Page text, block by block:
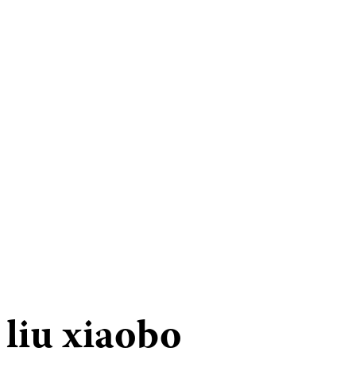
liu xiaobo